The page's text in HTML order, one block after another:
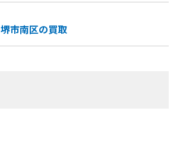
堺市南区の買取